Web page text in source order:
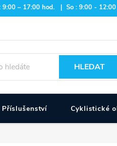
– 17:00 hod. | So : 9:00 -
HLEDAT
Příslušenství Cyklistické